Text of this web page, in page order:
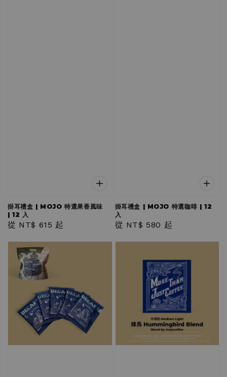
掛耳禮盒 | MOJO 特選果香風味
| 12 入
Regular
從 NT$ 615 起
掛耳禮盒 | MOJO 特選咖啡 | 12
入
Regular
從 NT$ 580 起